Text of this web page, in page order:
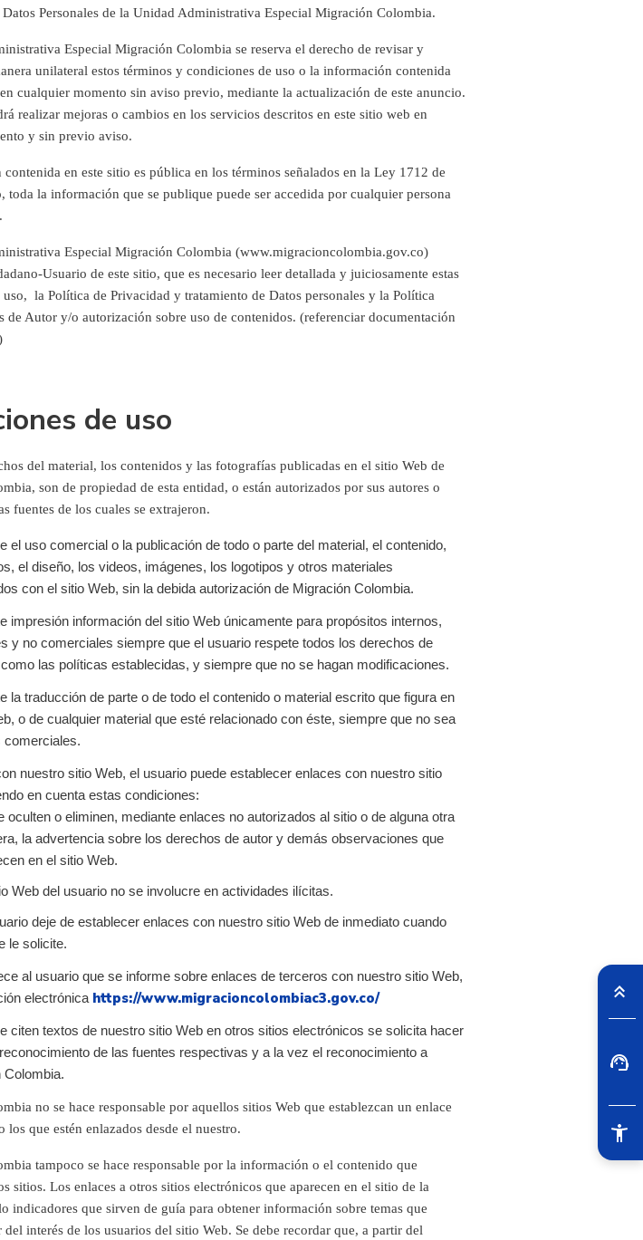
Personales de la Unidad Administrativa Especial Migración Colombia.
Especial Migración Colombia se reserva el derecho de revisar y
unilateral estos términos y condiciones de uso o la información contenida
cualquier momento sin aviso previo, mediante la actualización de este anuncio.
realizar mejoras o cambios en los servicios descritos en este sitio web en
y sin previo aviso.
en este sitio es pública en los términos señalados en la Ley 1712 de
toda la información que se publique puede ser accedida por cualquier persona
Especial Migración Colombia (www.migracioncolombia.gov.co)
Usuario de este sitio, que es necesario leer detallada y juiciosamente estas
la Política de Privacidad y tratamiento de Datos personales y la Política
de Autor y/o autorización sobre uso de contenidos. (referenciar documentación
de uso
del material, los contenidos y las fotografías publicadas en el sitio Web de
son de propiedad de esta entidad, o están autorizados por sus autores o
fuentes de los cuales se extrajeron.
el uso comercial o la publicación de todo o parte del material, el contenido,
el diseño, los videos, imágenes, los logotipos y otros materiales
con el sitio Web, sin la debida autorización de Migración Colombia.
impresión información del sitio Web únicamente para propósitos internos,
y no comerciales siempre que el usuario respete todos los derechos de
las políticas establecidas, y siempre que no se hagan modificaciones.
la traducción de parte o de todo el contenido o material escrito que figura en
o de cualquier material que esté relacionado con éste, siempre que no sea
comerciales.
nuestro sitio Web, el usuario puede establecer enlaces con nuestro sitio
en cuenta estas condiciones:
oculten o eliminen, mediante enlaces no autorizados al sitio o de alguna otra
la advertencia sobre los derechos de autor y demás observaciones que
en el sitio Web.
Web del usuario no se involucre en actividades ilícitas.
deje de establecer enlaces con nuestro sitio Web de inmediato cuando
le solicite.
al usuario que se informe sobre enlaces de terceros con nuestro sitio Web,
electrónica https://www.migracioncolombiac3.gov.co/
citen textos de nuestro sitio Web en otros sitios electrónicos se solicita hacer
de las fuentes respectivas y a la vez el reconocimiento a
Colombia.
no se hace responsable por aquellos sitios Web que establezcan un enlace
los que estén enlazados desde el nuestro.
tampoco se hace responsable por la información o el contenido que
sitios. Los enlaces a otros sitios electrónicos que aparecen en el sitio de la
indicadores que sirven de guía para obtener información sobre temas que
del interés de los usuarios del sitio Web. Se debe recordar que, a partir del